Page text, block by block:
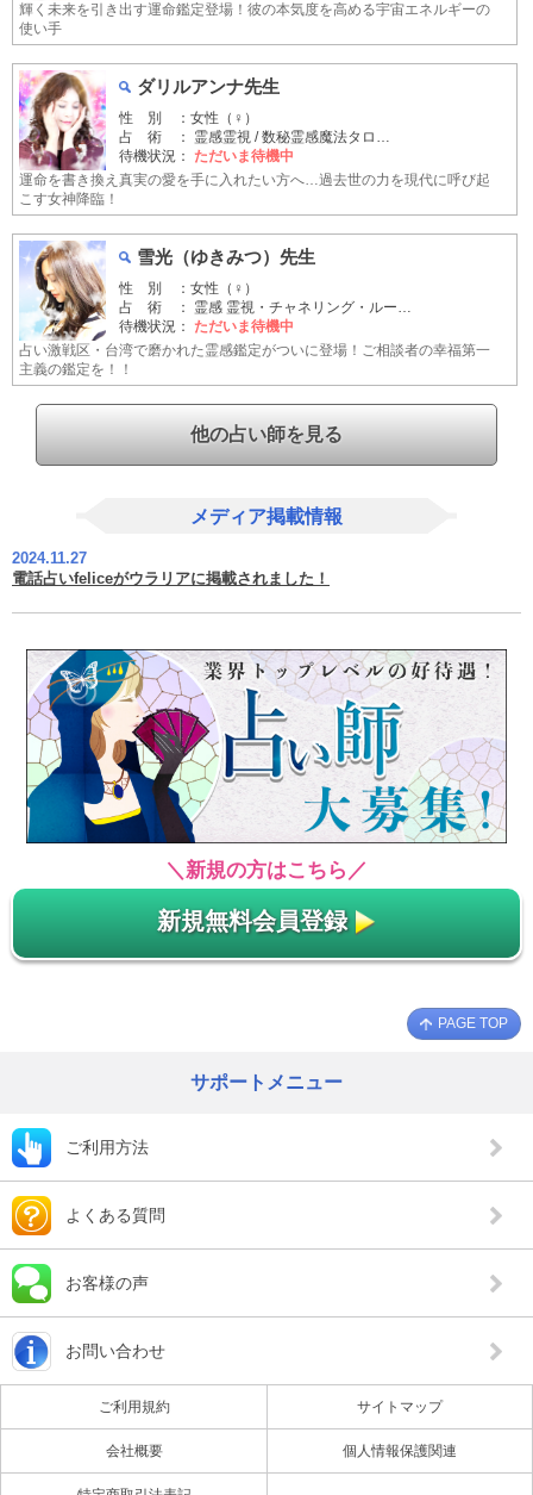
輝く未来を引き出す運命鑑定登場！彼の本気度を高める宇宙エネルギーの
使い手
ダリルアンナ先生
性 別 ：女性（♀）
占 術 ： 霊感霊視 / 数秘霊感魔法タロ…
待機状況： ただいま待機中
運命を書き換え真実の愛を手に入れたい方へ…過去世の力を現代に呼び起
こす女神降臨！
雪光（ゆきみつ）先生
性 別 ：女性（♀）
占 術 ： 霊感 霊視・チャネリング・ルー…
待機状況： ただいま待機中
占い激戦区・台湾で磨かれた霊感鑑定がついに登場！ご相談者の幸福第一
主義の鑑定を！！
他の占い師を見る
メディア掲載情報
2024.11.27
電話占いfeliceがウラリアに掲載されました！
＼新規の方はこちら／
新規無料会員登録
PAGE TOP
サポートメニュー
ご利用方法
よくある質問
お客様の声
お問い合わせ
ご利用規約 サイトマップ
会社概要 個人情報保護関連